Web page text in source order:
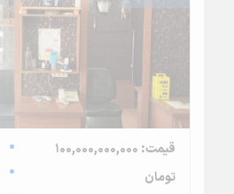
قیمت: 100,000,000,000
تومان